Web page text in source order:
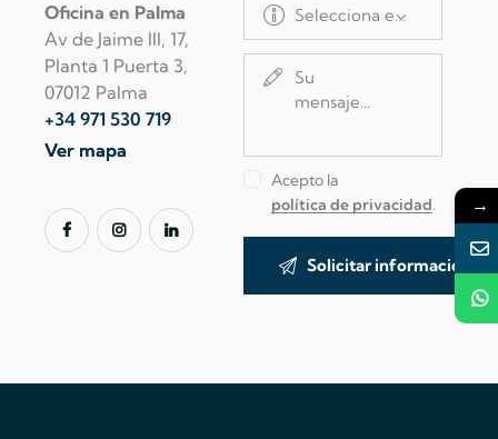
Oficina en Palma
Av de Jaime III, 17,
Planta 1 Puerta 3,
07012 Palma
+34 971 530 719
Ver mapa
Acepto la
política de privacidad.
e
→